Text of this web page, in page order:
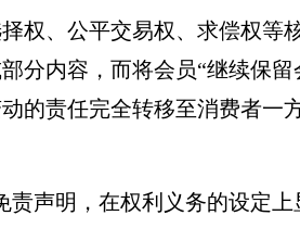
、公平交易权、求偿权等
分内容，而将会员“继续保留
的责任完全转移至消费者一方
声明，在权利义务的设定上